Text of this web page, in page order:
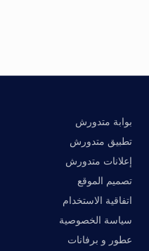
بوابة متدورش
تطبيق متدورش
إعلانات متدورش
تصميم الموقع
اتفاقية الاستخدام
سياسة الخصوصية
عطور و برفانات